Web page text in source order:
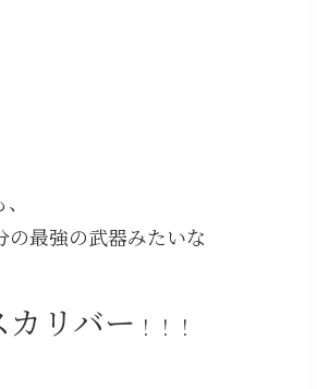
の最強の武器みたいな
リバー ！！！